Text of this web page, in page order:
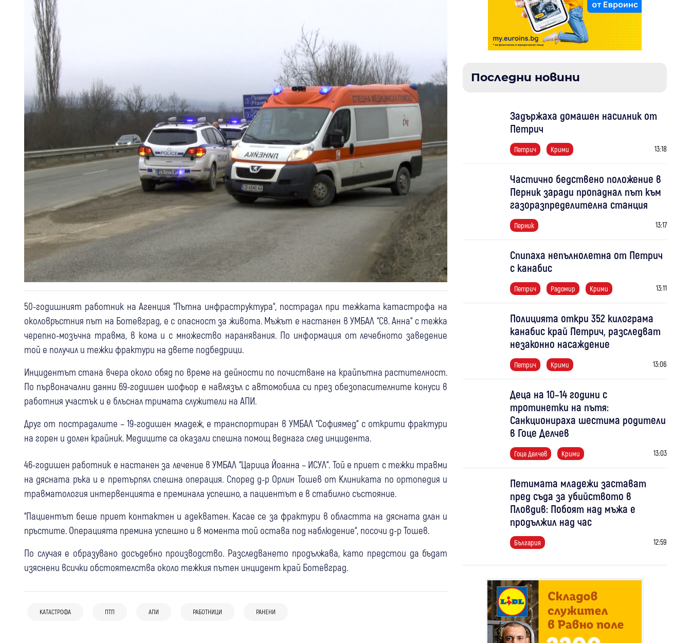
50-годишният работник на Агенция “Пътна инфраструктура“, пострадал при тежката катастрофа на
околовръстния път на Ботевград, е с опасност за живота. Мъжът е настанен в УМБАЛ “Св. Анна“ с тежка
черепно-мозъчна травма, в кома и с множество наранявания. По информация от лечебното заведение
той е получил и тежки фрактури на двете подбедрици.
Инцидентът стана вчера около обяд по време на дейности по почистване на крайпътна растителност.
По първоначални данни 69-годишен шофьор е навлязъл с автомобила си през обезопасителните конуси в
работния участък и е блъснал тримата служители на АПИ.
Друг от пострадалите – 19-годишен младеж, е транспортиран в УМБАЛ “Софиямед“ с открити фрактури
на горен и долен крайник. Медиците са оказали спешна помощ веднага след инцидента.
46-годишен работник е настанен за лечение в УМБАЛ “Царица Йоанна – ИСУЛ“. Той е приет с тежки травми
на дясната ръка и е претърпял спешна операция. Според д-р Орлин Тошев от Клиниката по ортопедия и
травматология интервенцията е преминала успешно, а пациентът е в стабилно състояние.
“Пациентът беше приет контактен и адекватен. Касае се за фрактури в областта на дясната длан и
пръстите. Операцията премина успешно и в момента той остава под наблюдение“, посочи д-р Тошев.
По случая е образувано досъдебно производство. Разследването продължава, като предстои да бъдат
изяснени всички обстоятелства около тежкия пътен инцидент край Ботевград.
КАТАСТРОФА ПТП АПИ РАБОТНИЦИ РАНЕНИ
Удар пред кръгово в Кюстендил: 76-
катастрофа
Симитли Перник
Спират тировете по АМ “Струма“ и
часове
към София, но към Бургас чакането
“Струма“ край Дупница е без
19-годишна шофьорка катастрофира,
Съдът остави под домашен арест
Последни новини
Задържаха домашен насилник от
Петрич
Петрич Крими 13:18
Частично бедствено положение в
Перник заради пропаднал път към
газоразпределителна станция
Перник 13:17
Спипаха непълнолетна от Петрич
с канабис
Петрич Радомир Крими 13:11
Полицията откри 352 килограма
канабис край Петрич, разследват
незаконно насаждение
Петрич Крими 13:06
Деца на 10–14 години с
тротинетки на пътя:
Санкционираха шестима родители
в Гоце Делчев
Гоце Делчев Крими 13:03
Петимата младежи застават
пред съда за убийството в
Пловдив: Побоят над мъжа е
продължил над час
България 12:59